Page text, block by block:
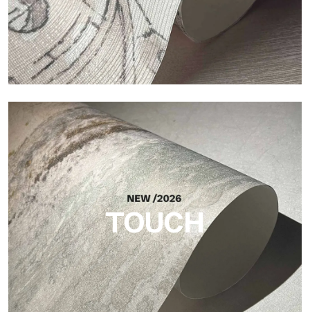
Craft
Oberfläche, inspiriert von natürlichen Fasern, mit einer
essentiellen Struktur, die der Fläche Balance, Tiefe und eine
elegante Materialität verleiht.
TOUCH